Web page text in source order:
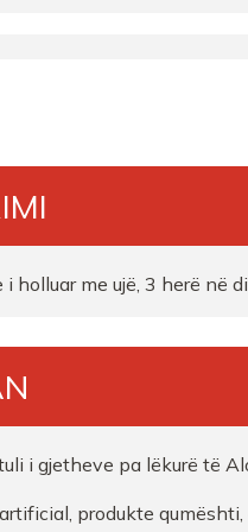
holluar me ujë, 3 herë në
i gjetheve pa lëkurë të
produkte qumështi,